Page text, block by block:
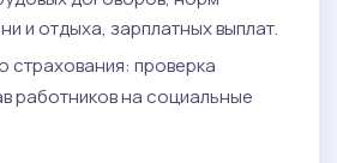
и отдыха, зарплатных выплат.
страхования: проверка
работников на социальные